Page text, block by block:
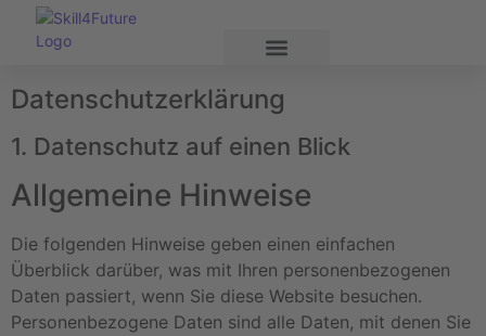
Datenschutz­erklärung
1. Datenschutz auf einen Blick
Allgemeine Hinweise
Die folgenden Hinweise geben einen einfachen
Überblick darüber, was mit Ihren personenbezogenen
Daten passiert, wenn Sie diese Website besuchen.
Personenbezogene Daten sind alle Daten, mit denen Sie